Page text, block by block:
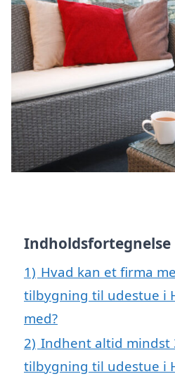
Indholdsfortegnelse
1) Hvad kan et firma
tilbygning til udestue i
med?
2) Indhent altid mindst
tilbygning til udestue i